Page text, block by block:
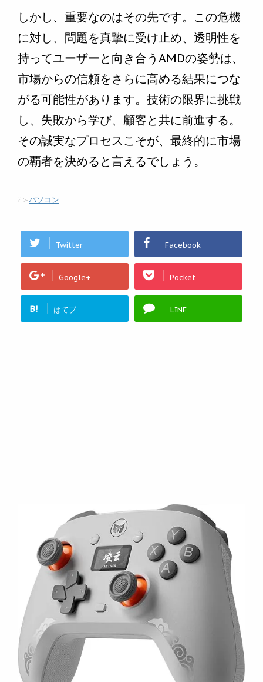
しかし、重要なのはその先です。この危機
に対し、問題を真摯に受け止め、透明性を
持ってユーザーと向き合うAMDの姿勢は、
市場からの信頼をさらに高める結果につな
がる可能性があります。技術の限界に挑戦
し、失敗から学び、顧客と共に前進する。
その誠実なプロセスこそが、最終的に市場
の覇者を決めると言えるでしょう。
-パソコン
Twitter Facebook
Google+ Pocket
B! はてブ LINE